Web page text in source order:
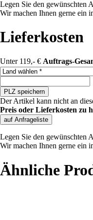
Legen Sie den gewünschten
Wir machen Ihnen gerne ein
Lieferkosten
Unter 119,- € Auftrags-
Land auswählen
PLZ speichern
Der Artikel kann nicht an
Preis oder Lieferkosten zu
auf Anfrageliste
Legen Sie den gewünschten
Wir machen Ihnen gerne ein
Ähnliche